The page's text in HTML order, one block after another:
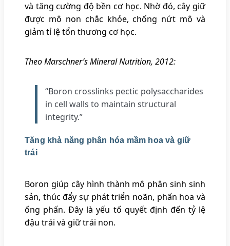
và tăng cường độ bền cơ học. Nhờ đó, cây giữ
được mô non chắc khỏe, chống nứt mô và
giảm tỉ lệ tổn thương cơ học.
Theo Marschner’s Mineral Nutrition, 2012:
“Boron crosslinks pectic polysaccharides
in cell walls to maintain structural
integrity.”
Tăng khả năng phân hóa mầm hoa và giữ
trái
Boron giúp cây hình thành mô phân sinh sinh
sản, thúc đẩy sự phát triển noãn, phấn hoa và
ống phấn. Đây là yếu tố quyết định đến tỷ lệ
đậu trái và giữ trái non.